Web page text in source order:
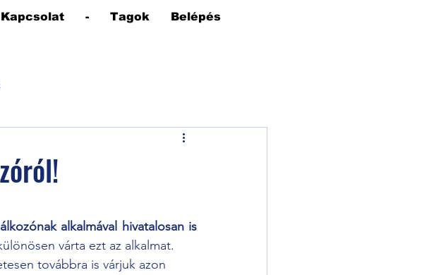
Kapcsolat - Tagok Belépés
alkalmával hivatalosan is
várta ezt az alkalmat.
továbbra is várjuk azon